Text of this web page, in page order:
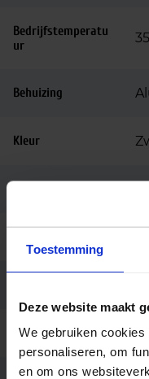
Toestemming
Deze website maakt
We gebruiken
personaliseren, om
en om ons
Bedrijfstemperatu
ur
35
Behuizing
Kleur
Code